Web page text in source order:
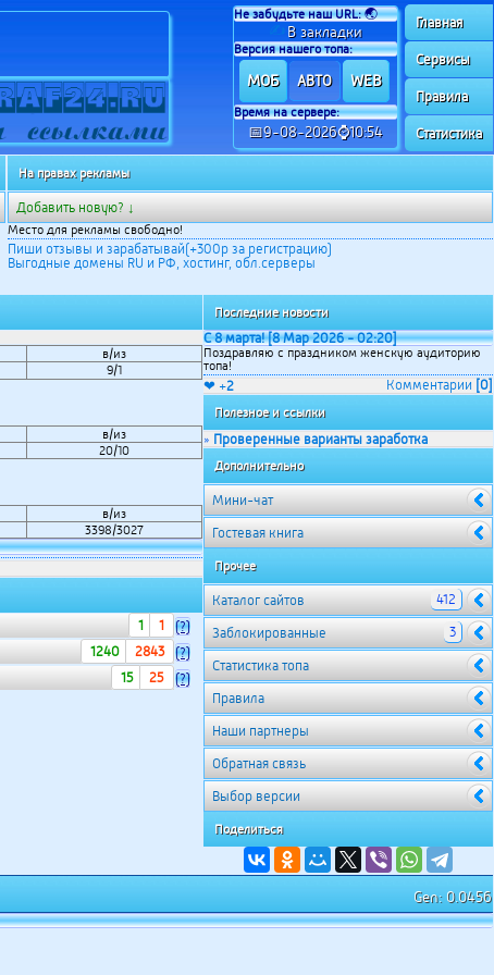
Не забудьте наш URL:🌏
✍ В закладки
Версия нашего топа:
МОБ АВТО WEB
Время на сервере:
📅9-08-2026⌚10:54
Главная
Сервисы
Правила
Статистика
На правах рекламы
Добавить новую? ↓
Место для рекламы свободно!
Пиши отзывы и зарабатывай(+300р за регистрацию)
Выгодные домены RU и РФ, хостинг, обл.серверы
в/из
9/1
в/из
20/10
в/из
3398/3027
1 1 (?)
1240 2843 (?)
15 25 (?)
Последние новости
С 8 марта! [8 Мар 2026 - 02:20]
Поздравляю с праздником женскую аудиторию
топа!
Комментарии [0]
❤ +2
Полезное и ссылки
» Проверенные варианты заработка
Дополнительно
Мини-чат
Гостевая книга
Прочее
Каталог сайтов 412
Заблокированные 3
Cтатистика топа
Правила
Наши партнеры
Обратная связь
Выбор версии
Поделиться
Gen: 0.0456